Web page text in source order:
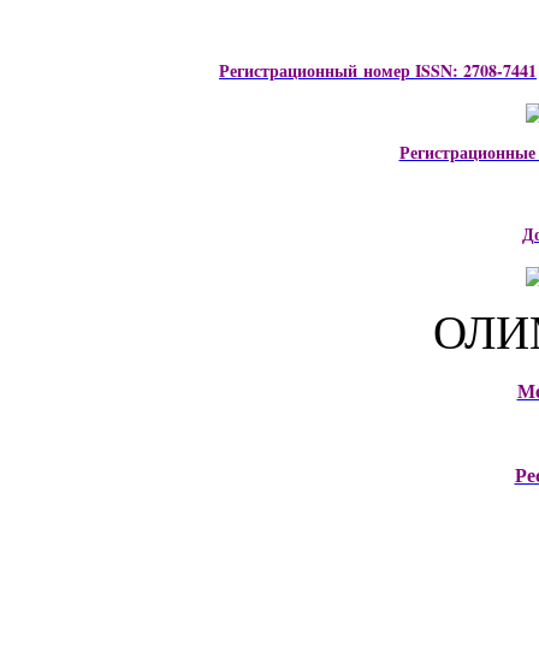
Регистрационный номер ISSN: 2708-7441